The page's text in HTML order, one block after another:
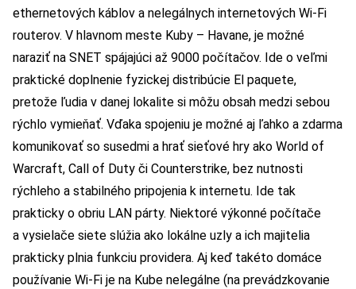
ethernetových káblov a nelegálnych internetových Wi-Fi
routerov. V hlavnom meste Kuby – Havane, je možné
naraziť na SNET spájajúci až 9000 počítačov. Ide o veľmi
praktické doplnenie fyzickej distribúcie El paquete,
pretože ľudia v danej lokalite si môžu obsah medzi sebou
rýchlo vymieňať. Vďaka spojeniu je možné aj ľahko a zdarma
komunikovať so susedmi a hrať sieťové hry ako World of
Warcraft, Call of Duty či Counterstrike, bez nutnosti
rýchleho a stabilného pripojenia k internetu. Ide tak
prakticky o obriu LAN párty. Niektoré výkonné počítače
a vysielače siete slúžia ako lokálne uzly a ich majitelia
prakticky plnia funkciu providera. Aj keď takéto domáce
používanie Wi-Fi je na Kube nelegálne (na prevádzkovanie